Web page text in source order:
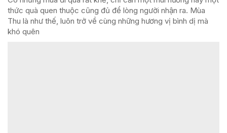
thức quà quen thuộc cũng đủ để lòng người nhận ra. Mùa
Thu là như thế, luôn trở về cùng những hương vị bình dị mà
khó quên